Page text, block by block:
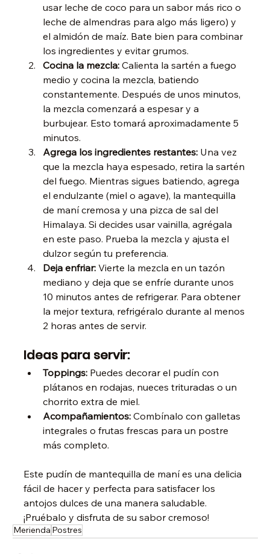
usar leche de coco para un sabor más rico o
leche de almendras para algo más ligero) y
el almidón de maíz. Bate bien para combinar
los ingredientes y evitar grumos.
Cocina la mezcla: Calienta la sartén a fuego
medio y cocina la mezcla, batiendo
constantemente. Después de unos minutos,
la mezcla comenzará a espesar y a
burbujear. Esto tomará aproximadamente 5
minutos.
Agrega los ingredientes restantes: Una vez
que la mezcla haya espesado, retira la sartén
del fuego. Mientras sigues batiendo, agrega
el endulzante (miel o agave), la mantequilla
de maní cremosa y una pizca de sal del
Himalaya. Si decides usar vainilla, agrégala
en este paso. Prueba la mezcla y ajusta el
dulzor según tu preferencia.
Deja enfriar: Vierte la mezcla en un tazón
mediano y deja que se enfríe durante unos
10 minutos antes de refrigerar. Para obtener
la mejor textura, refrigéralo durante al menos
2 horas antes de servir.
Ideas para servir:
Toppings: Puedes decorar el pudín con
plátanos en rodajas, nueces trituradas o un
chorrito extra de miel.
Acompañamientos: Combínalo con galletas
integrales o frutas frescas para un postre
más completo.
Este pudín de mantequilla de maní es una delicia
fácil de hacer y perfecta para satisfacer los
antojos dulces de una manera saludable.
¡Pruébalo y disfruta de su sabor cremoso!
Merienda Postres